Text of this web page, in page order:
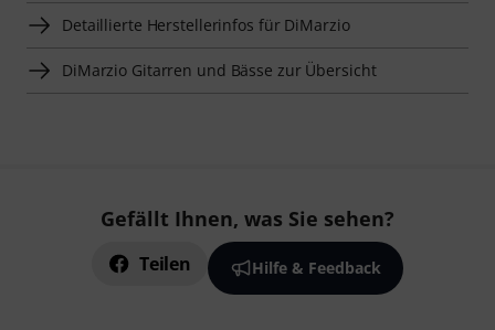
Detaillierte Herstellerinfos für DiMarzio
DiMarzio Gitarren und Bässe zur Übersicht
Gefällt Ihnen, was Sie sehen?
Teilen Hilfe & Feedback